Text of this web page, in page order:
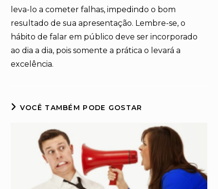
leva-lo a cometer falhas, impedindo o bom
resultado de sua apresentação. Lembre-se, o
hábito de falar em público deve ser incorporado
ao dia a dia, pois somente a prática o levará a
excelência.
VOCÊ TAMBÉM PODE GOSTAR